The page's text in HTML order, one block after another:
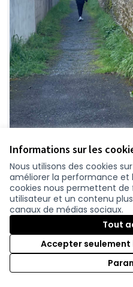
Informations sur les
Nous utilisons des cookies
améliorer la performance et
cookies nous permettent de
utilisateur et un contenu
canaux de médias sociaux.
Tout
Accepter seulement
Révéler le réseau des
piétonnes à Saint-
Loire
Association Nos Rues